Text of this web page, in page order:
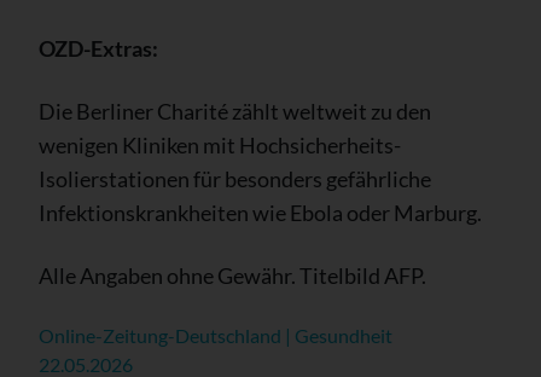
OZD-Extras:
Die Berliner Charité zählt weltweit zu den
wenigen Kliniken mit Hochsicherheits-
Isolierstationen für besonders gefährliche
Infektionskrankheiten wie Ebola oder Marburg.
Alle Angaben ohne Gewähr. Titelbild AFP.
Online-Zeitung-Deutschland | Gesundheit
22.05.2026